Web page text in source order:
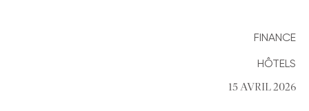
FINANCE
HÔTELS
15 AVRIL 2026